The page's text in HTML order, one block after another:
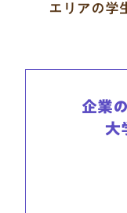
エリアの学
企業
大